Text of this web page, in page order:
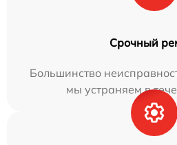
Срочный
Большинство
мы устраняем в